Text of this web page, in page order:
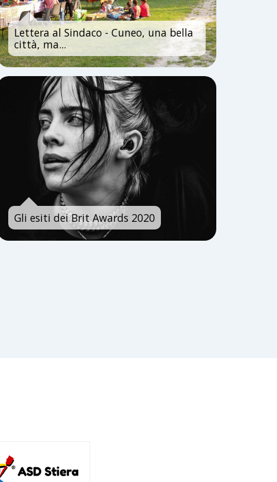
Lettera al Sindaco - Cuneo, una bella
città, ma...
Gli esiti dei Brit Awards 2020